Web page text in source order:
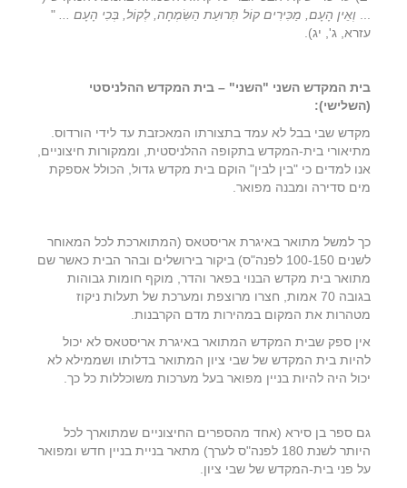
... וְאֵין הָעָם, מַכִּירִים קוֹל תְּרוּעַת הַשִּׂמְחָה, לְקוֹל, בְּכִי הָעָם ...
"
עזרא, ג', יג).
בית המקדש השני "השני" – בית המקדש ההלניסטי
(השלישי):
מקדש שבי בבל לא עמד בתצורתו המאכזבת עד לידי הורדוס.
מתיאורי בית-המקדש בתקופה ההלניסטית, וממקורות חיצוניים,
אנו למדים כי "בין לבין" הוקם בית מקדש גדול, הכולל אספקת
מים סדירה ומבנה מפואר.
כך למשל מתואר באיגרת אריסטאס (המתוארכת לכל המאוחר
לשנים 100-150 לפנה"ס) ביקור בירושלים ובהר הבית כאשר שם
מתואר בית מקדש הבנוי בפאר והדר, מוקף חומות גבוהות
בגובה 70 אמות, חצרו מרוצפת ומערכת של תעלות ניקוז
מטהרות את המקום במהירות מדם הקרבנות.
אין ספק שבית המקדש המתואר באיגרת אריסטאס לא יכול
להיות בית המקדש של שבי ציון המתואר בדלותו ושממילא לא
יכול היה להיות בניין מפואר בעל מערכות משוכללות כל כך.
גם ספר בן סירא (אחד מהספרים החיצוניים שמתוארך לכל
היותר לשנת 180 לפנה"ס לערך) מתאר בניית בניין חדש ומפואר
על פני בית-המקדש של שבי ציון.